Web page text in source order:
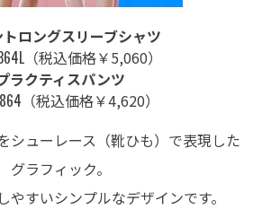
ロングスリーブシャツ
（税込価格￥5,060）
ラクティスパンツ
（税込価格￥4,620）
シューレース（靴ひも）で表現した
グラフィック。
やすいシンプルなデザインです。